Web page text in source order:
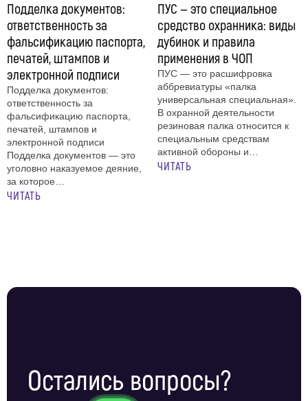
Подделка документов:
ответственность за
фальсификацию паспорта,
печатей, штампов и
электронной подписи
Подделка документов:
ответственность за
фальсификацию паспорта,
печатей, штампов и
электронной подписи
Подделка документов — это
уголовно наказуемое деяние,
за которое…
ЧИТАТЬ
ПУС — это специальное
средство охранника: виды
дубинок и правила
применения в ЧОП
ПУС — это расшифровка
аббревиатуры «палка
универсальная специальная».
В охранной деятельности
резиновая палка относится к
специальным средствам
активной обороны и…
ЧИТАТЬ
Остались вопросы?